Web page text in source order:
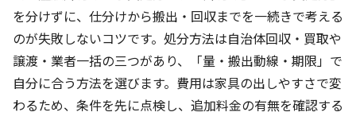
を分けずに、仕分けから搬出・回収までを一続きで考える
のが失敗しないコツです。処分方法は自治体回収・買取や
譲渡・業者一括の三つがあり、「量・搬出動線・期限」で
自分に合う方法を選びます。費用は家具の出しやすさで変
わるため、条件を先に点検し、追加料金の有無を確認する